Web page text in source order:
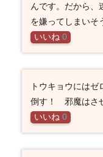
んです。だから、
を嫌ってしまいそ
いいね 0
トウキョウには
倒す！ 邪魔はさ
いいね 0